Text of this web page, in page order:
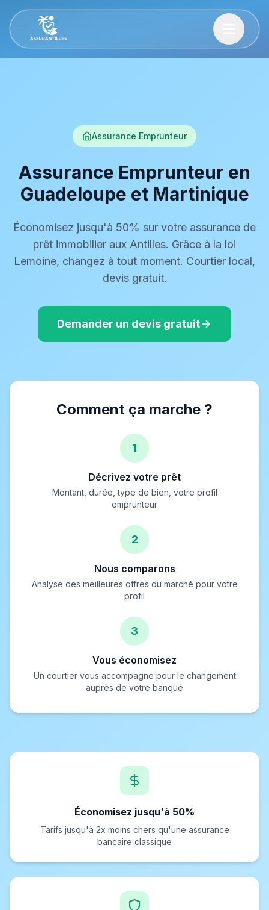
Assurance Emprunteur
Assurance Emprunteur en
Guadeloupe et Martinique
Économisez jusqu'à 50% sur votre assurance de
prêt immobilier aux Antilles. Grâce à la loi
Lemoine, changez à tout moment. Courtier local,
devis gratuit.
Demander un devis gratuit
Comment ça marche ?
1
Décrivez votre prêt
Montant, durée, type de bien, votre profil
emprunteur
2
Nous comparons
Analyse des meilleures offres du marché pour votre
profil
3
Vous économisez
Un courtier vous accompagne pour le changement
auprès de votre banque
Économisez jusqu'à 50%
Tarifs jusqu'à 2x moins chers qu'une assurance
bancaire classique